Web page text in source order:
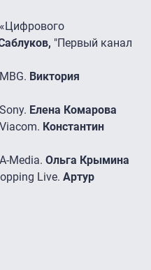
"Первый канал
Виктория
Елена Комарова
Константин
Media. Ольга Крымина
Live. Артур